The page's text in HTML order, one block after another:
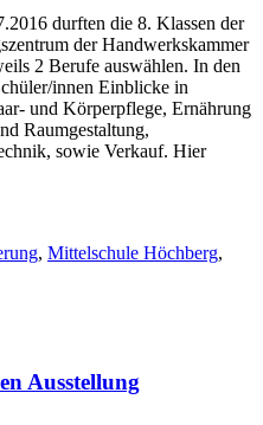
durften die 8. Klassen der
der Handwerkskammer
2 Berufe auswählen. In den
innen Einblicke in
und Körperpflege, Ernährung
Raumgestaltung,
sowie Verkauf. Hier
, Mittelschule Höchberg,
Ausstellung